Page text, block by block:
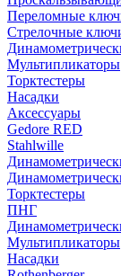
Переломные
Стрелочные
Мультипликаторы
Торктестеры
Насадки
Аксессуары
Gedore RED
Stahlwille
Торктестеры
ПНГ
Мультипликаторы
Насадки